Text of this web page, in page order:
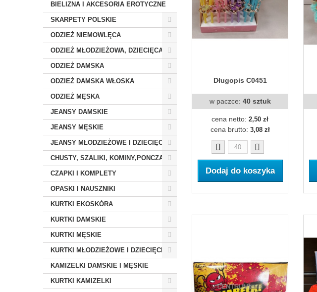
BIELIZNA I AKCESORIA EROTYCZNE
SKARPETY POLSKIE
ODZIEŻ NIEMOWLĘCA
ODZIEŻ MŁODZIEŻOWA, DZIECIĘCA
ODZIEŻ DAMSKA
ODZIEŻ DAMSKA WŁOSKA
ODZIEŻ MĘSKA
JEANSY DAMSKIE
JEANSY MĘSKIE
JEANSY MŁODZIEŻOWE I DZIECIĘCE
CHUSTY, SZALIKI, KOMINY,PONCZA
CZAPKI I KOMPLETY
OPASKI I NAUSZNIKI
KURTKI EKOSKÓRA
KURTKI DAMSKIE
KURTKI MĘSKIE
KURTKI MŁODZIEŻOWE I DZIECIĘCE
KAMIZELKI DAMSKIE I MĘSKIE
KURTKI KAMIZELKI
Długopis C0451
w paczce: 40 sztuk
cena netto: 2,50 zł
cena brutto: 3,08 zł
Dodaj do koszyka